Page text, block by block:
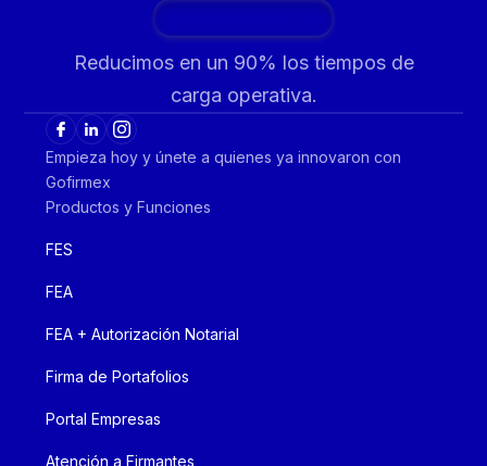
Reducimos en un 90% los tiempos de
carga operativa.
Empieza hoy y únete a quienes ya innovaron con
Gofirmex
Productos y Funciones
FES
FEA
FEA + Autorización Notarial
Firma de Portafolios
Portal Empresas
Atención a Firmantes